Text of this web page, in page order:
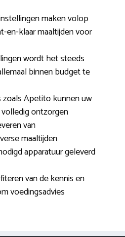
maken volop
en-klaar maaltijden voor
wordt het steeds
binnen budget te
zoals Apetito kunnen uw
ontzorgen
van
maaltijden
apparatuur geleverd
van de kennis en
voedingsadvies